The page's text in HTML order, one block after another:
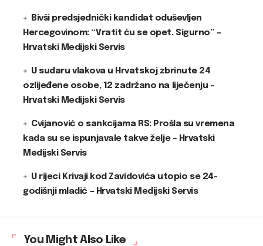
Bivši predsjednički kandidat oduševljen
Hercegovinom: “Vratit ću se opet. Sigurno” –
Hrvatski Medijski Servis
U sudaru vlakova u Hrvatskoj zbrinute 24
ozlijeđene osobe, 12 zadržano na liječenju –
Hrvatski Medijski Servis
Cvijanović o sankcijama RS: Prošla su vremena
kada su se ispunjavale takve želje – Hrvatski
Medijski Servis
U rijeci Krivaji kod Zavidovića utopio se 24-
godišnji mladić – Hrvatski Medijski Servis
You Might Also Like